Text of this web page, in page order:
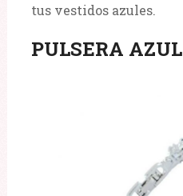
tus vestidos azules.
PULSERA